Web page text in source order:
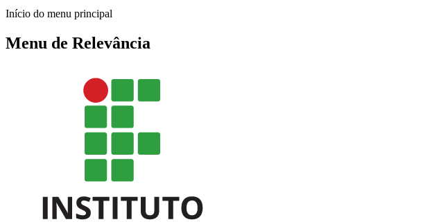
Início do menu principal
Menu de Relevância